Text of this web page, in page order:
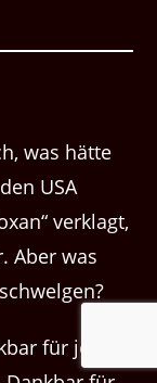
was hätte
USA
verklagt,
Aber was
für jeden